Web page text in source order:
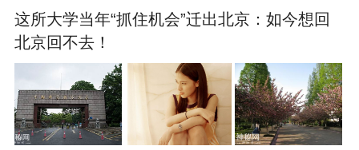
这所大学当年“抓住机会”迁出北京：如今想回
北京回不去！